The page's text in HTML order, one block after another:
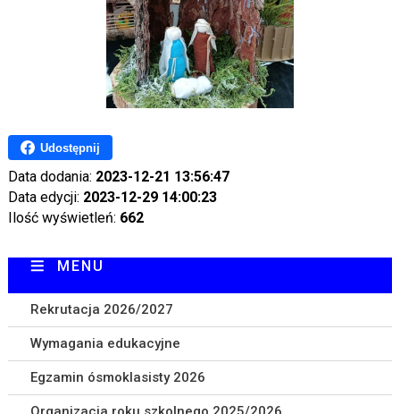
Udostępnij
Data dodania: 2023-12-21 13:56:47
Data edycji: 2023-12-29 14:00:23
Ilość wyświetleń: 662
MENU
Rekrutacja 2026/2027
Wymagania edukacyjne
Egzamin ósmoklasisty 2026